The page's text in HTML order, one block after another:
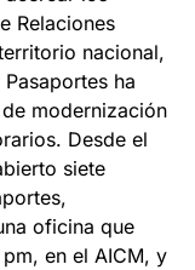
Relaciones
nacional,
ha
modernización
Desde el
siete
oficina que
en el AICM, y